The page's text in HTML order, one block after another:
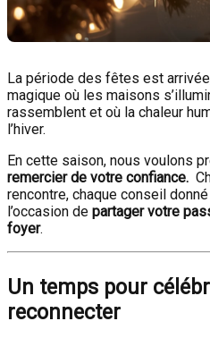
La période des fêtes est
magique où les maisons
rassemblent et où la chaleur
l’hiver.
En cette saison, nous voulons
remercier de votre confiance.
rencontre, chaque conseil
l’occasion de partager votre
foyer.
Un temps pour
reconnecter